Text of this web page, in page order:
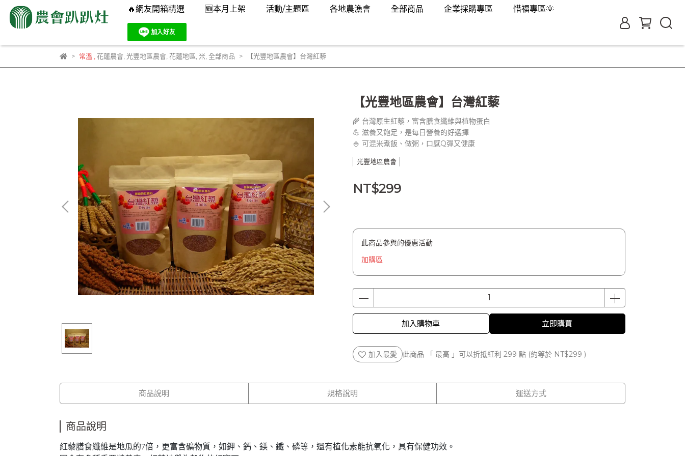
🔥網友開箱精選 🆕本月上架 活動/主題區 各地農漁會 全部商品 企業採購專區 惜福專區🌞
常溫 花蓮農會, 光豐地區農會, 花蓮地區 米, 全部商品 【光豐地區農會】台灣紅藜
【光豐地區農會】台灣紅藜
🌾 台灣原生紅藜，富含膳食纖維與植物蛋白
💪 滋養又飽足，是每日營養的好選擇
🍚 可混米煮飯、做粥，口感Q彈又健康
光豐地區農會
NT$299
此商品參與的優惠活動
加購區
加入購物車 立即購買
加入最愛 此商品 「 最高 」可以折抵紅利 299 點 (約等於 NT$299 )
商品說明 規格說明 運送方式
商品說明
紅藜膳食纖維是地瓜的7倍，更富含礦物質，如鉀、鈣、鎂、鐵、磷等，還有植化素能抗氧化，具有保健功效。